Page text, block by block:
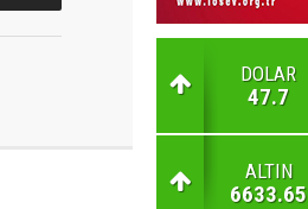
DOLAR
47.7
ALTIN
6633.65